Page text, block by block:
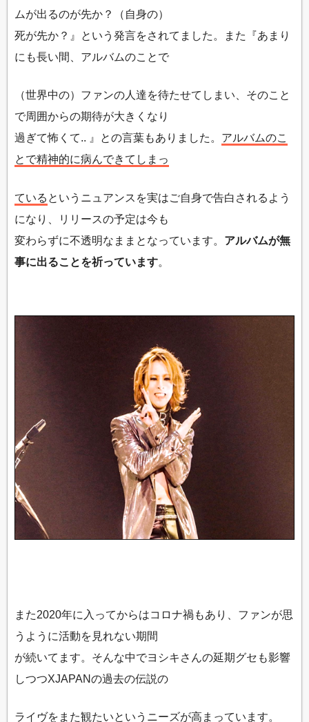
ムが出るのが先か？（自身の）
死が先か？』という発言をされてました。また『あまり
にも長い間、アルバムのことで
（世界中の）ファンの人達を待たせてしまい、そのこと
で周囲からの期待が大きくなり
過ぎて怖くて.. 』との言葉もありました。 アルバムのこ
とで精神的に病んできてしまっ
ている というニュアンスを実はご自身で告白されるよう
になり、リリースの予定は今も
変わらずに不透明なままとなっています。 アルバムが無
事に出ることを祈っています。
また2020年に入ってからはコロナ禍もあり、ファンが思
うように活動を見れない期間
が続いてます。そんな中でヨシキさんの延期グセも影響
しつつXJAPANの過去の伝説の
ライヴをまた観たいというニーズが高まっています。